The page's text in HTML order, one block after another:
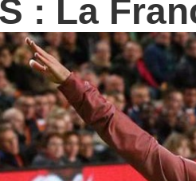
: La